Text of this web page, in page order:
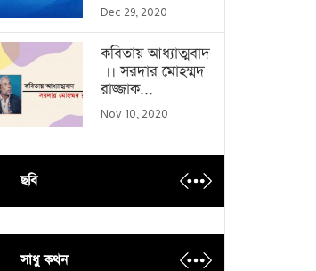
Dec 29, 2020
কবিতায় আধ্যাত্মবাদ
।। সরদার মোহম্মদ
রাজ্জাক...
Nov 10, 2020
ছবি
সাধু কথন